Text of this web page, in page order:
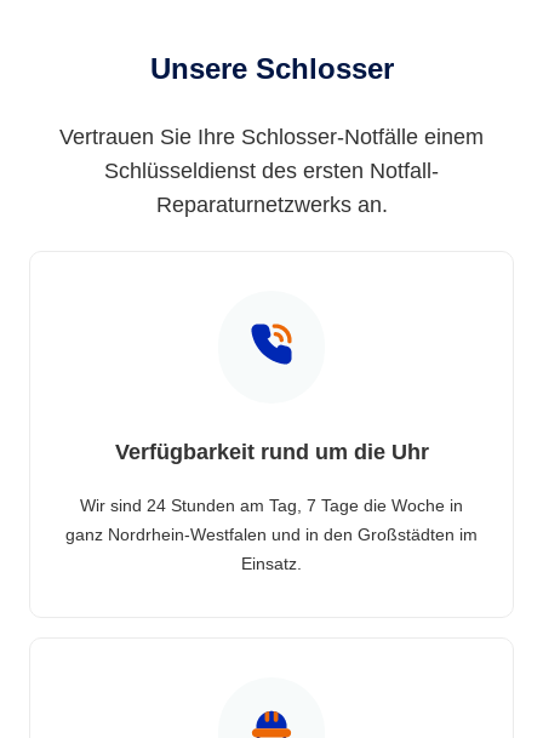
Unsere Schlosser
Vertrauen Sie Ihre Schlosser-Notfälle einem
Schlüsseldienst des ersten Notfall-
Reparaturnetzwerks an.
Verfügbarkeit rund um die Uhr
Wir sind 24 Stunden am Tag, 7 Tage die Woche in
ganz Nordrhein-Westfalen und in den Großstädten im
Einsatz.